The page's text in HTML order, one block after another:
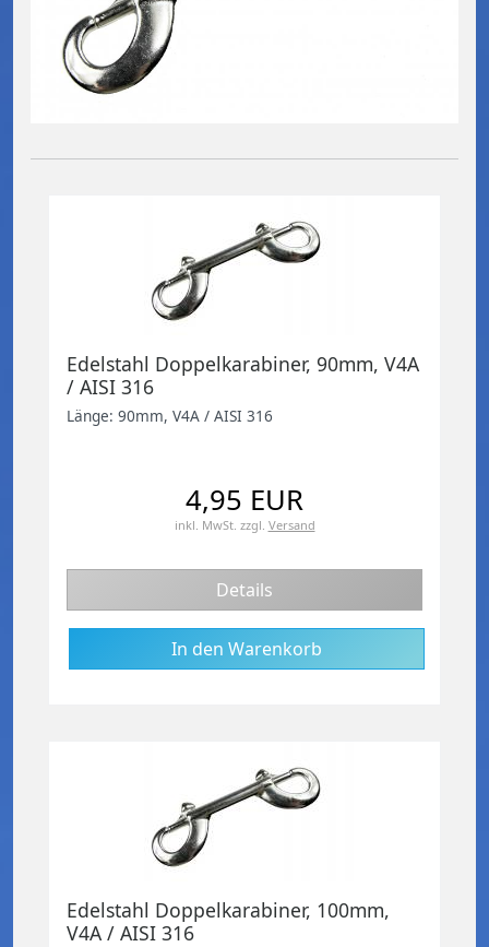
Edelstahl Doppelkarabiner, 90mm, V4A
/ AISI 316
Länge: 90mm, V4A / AISI 316
4,95 EUR
inkl. MwSt. zzgl. Versand
Details
Edelstahl Doppelkarabiner, 100mm,
V4A / AISI 316